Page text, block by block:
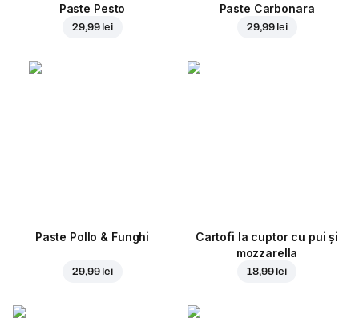
Paste Pesto
29,99 lei
Paste Carbonara
29,99 lei
Paste Pollo & Funghi
29,99 lei
Cartofi la cuptor cu pui și
mozzarella
18,99 lei